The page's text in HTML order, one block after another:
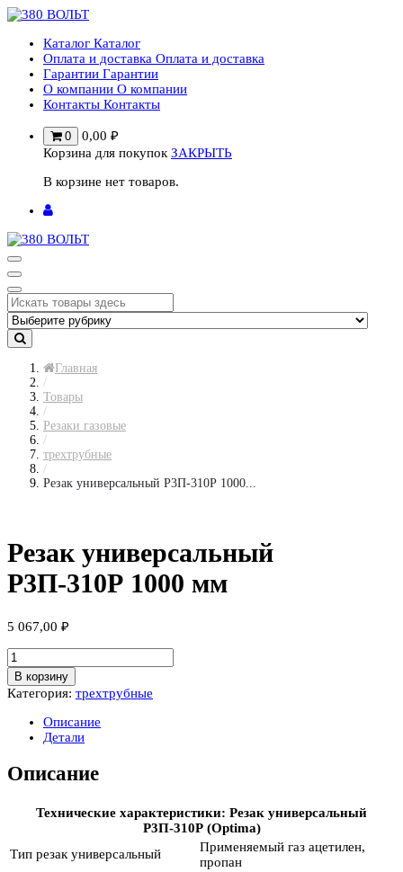
Перейти
содержимому
Каталог Каталог
Оплата и доставка Оплата и доставка
Гарантии Гарантии
О компании О компании
Контакты Контакты
0 0,00 ₽
Корзина для покупок ЗАКРЫТЬ
В корзине нет товаров.
Главная
/
Товары
/
Резаки газовые
/
трехтрубные
/
Резак универсальный Р3П-310Р 1000...
Резак универсальный
Р3П-310Р 1000 мм
5 067,00 ₽
Количество
товара
Резак
универсальный
Р3П-310Р
В корзину
Категория: трехтрубные
Описание
Детали
Описание
Технические характеристики: Резак универсальный
Р3П-310Р (Optima)
Тип резак универсальный Применяемый газ ацетилен,
пропан